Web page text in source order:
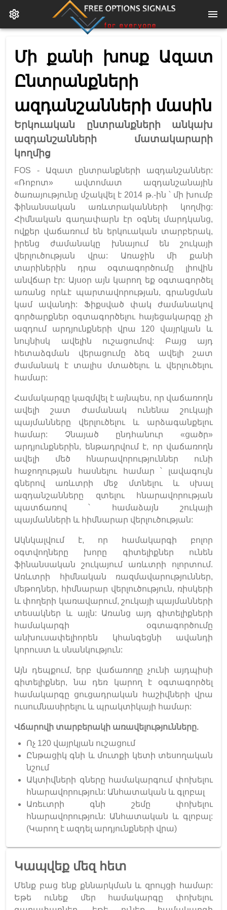
Մի քանի խոսք Ազատ
Ընտրանքների
ազդանշանների մասին
Երկուական ընտրանքների անկախ
ազդանշանների մատակարարի
կողմից
FOS - Ազատ ընտրանքների ազդանշաններ:
«Ռոբոտ» ավտոմատ ազդանշանային
ծառայությունը մշակվել է 2014 թ.-ին ՝ մի խումբ
ֆինանսական առևտրականների կողմից:
Հիմնական գաղափարն էր օգնել մարդկանց,
ովքեր վաճառում են երկուական տարբերակ,
իրենց ժամանակը խնայում են շուկայի
վերլուծության վրա: Առաջին մի քանի
տարիներին դրա օգտագործումը լիովին
անվճար էր: Այսօր այն կարող եք օգտագործել
առանց որևէ պարտավորության, գրանցման
կամ ավանդի: Ֆիքսված փակ ժամանակով
գործարքներ օգտագործելու հայեցակարգը չի
ազդում արդյունքների վրա 120 վայրկյան և
նույնիսկ ավելին ուշացումով: Բայց այդ
հետաձգման վերացումը ձեզ ավելի շատ
ժամանակ է տալիս մտածելու և վերլուծելու
համար:
Համակարգը կազմվել է այնպես, որ վաճառողն
ավելի շատ ժամանակ ունենա շուկայի
պայմանները վերլուծելու և արձագանքելու
համար: Չնայած ընդհանուր «ցածր»
արդյունքներին, ենթադրվում է, որ վաճառողն
ավելի մեծ հնարավորություններ ունի
հաջողության հասնելու համար ՝ լավագույն
գներով առևտրի մեջ մտնելու և սխալ
ազդանշանները զտելու հնարավորության
պատճառով ՝ համաձայն շուկայի
պայմանների և հիմնարար վերլուծության:
Ակնկալվում է, որ համակարգի բոլոր
օգտվողները խորը գիտելիքներ ունեն
ֆինանսական շուկայում առևտրի ոլորտում.
Առևտրի հիմնական ռազմավարություններ,
մեթոդներ, հիմնարար վերլուծություն, ռիսկերի
և փողերի կառավարում, շուկայի պայմանների
տեսակներ և այլն: Առանց այդ գիտելիքների
համակարգի օգտագործումը
անխուսափելիորեն կհանգեցնի ավանդի
կորուստ և սնանկություն:
Այն դեպքում, երբ վաճառողը չունի այդպիսի
գիտելիքներ, նա դեռ կարող է օգտագործել
համակարգը ցուցադրական հաշիվների վրա
ուսումնասիրելու և պրակտիկայի համար:
Վճարովի տարբերակի առավելությունները.
Ոչ 120 վայրկյան ուշացում
Ընթացիկ գնի և մուտքի կետի տեսողական
նշում
Ակտիվների գները համակարգում փոխելու
հնարավորություն: Անհատական և գլոբալ
Առեւտրի գնի շեմը փոխելու
հնարավորություն: Անհատական և գլոբալ:
(Կարող է ազդել արդյունքների վրա)
Կապվեք մեզ հետ
Մենք բաց ենք քննարկման և զրույցի համար:
Եթե ունեք մեր համակարգը փոխելու